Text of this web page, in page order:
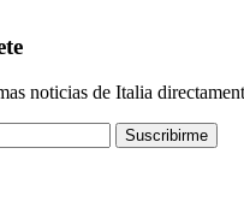
noticias de Italia
Suscribirme